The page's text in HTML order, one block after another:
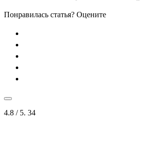
Понравилась статья? Оцените
4.8 / 5. 34